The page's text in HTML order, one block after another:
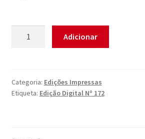
Nº
172
Adicionar
Categoria: Edições Impressas
Etiqueta: Edição Digital Nº 172